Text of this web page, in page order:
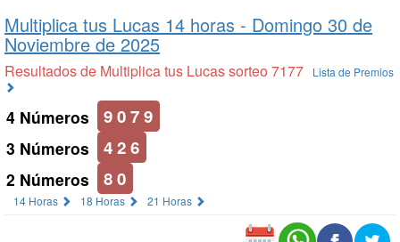
Multiplica tus Lucas 14 horas - Domingo 30 de
Noviembre de 2025
Resultados de Multiplica tus Lucas sorteo 7177 Lista de Premios
4 Números 9 0 7 9
3 Números 4 2 6
2 Números 8 0
14 Horas 18 Horas 21 Horas